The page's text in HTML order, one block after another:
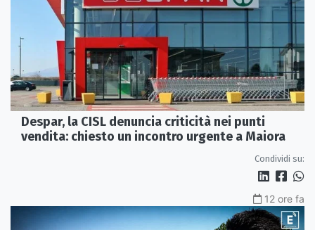
Despar, la CISL denuncia criticità nei punti
vendita: chiesto un incontro urgente a Maiora
Condividi su:
12 ore fa